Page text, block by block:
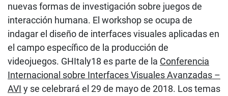
nuevas formas de investigación sobre juegos de
interacción humana. El workshop se ocupa de
indagar el diseño de interfaces visuales aplicadas en
el campo específico de la producción de
videojuegos. GHItaly18 es parte de la Conferencia
Internacional sobre Interfaces Visuales Avanzadas –
AVI y se celebrará el 29 de mayo de 2018. Los temas